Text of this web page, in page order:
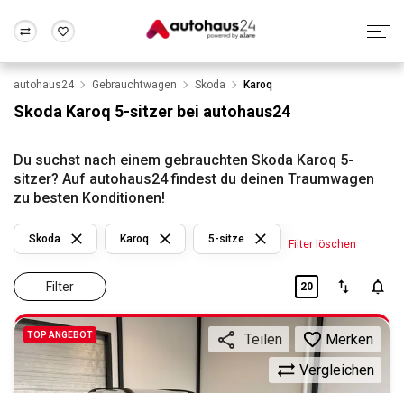
Wir bewerten dein Auto
Alle Fragen & Antworten
Rund um die Inzahlungnahme
Frankfurt Wuppertal
autohaus24 Gebrauchtwagen Skoda Karoq
Skoda Karoq 5-sitzer bei autohaus24
Du suchst nach einem gebrauchten Skoda Karoq 5-
sitzer? Auf autohaus24 findest du deinen Traumwagen
zu besten Konditionen!
Filter
Skoda Karoq 5-sitze Filter löschen
20
TOP ANGEBOT
Vergleichen
Teilen Merken